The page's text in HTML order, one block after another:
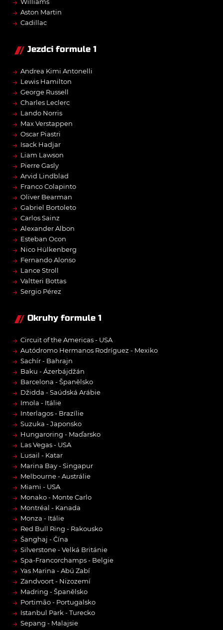
→ Aston Martin
→ Cadillac
Jezdci formule 1
→ Andrea Kimi Antonelli
→ Lewis Hamilton
→ George Russell
→ Charles Leclerc
→ Lando Norris
→ Max Verstappen
→ Oscar Piastri
→ Isack Hadjar
→ Liam Lawson
→ Pierre Gasly
→ Arvid Lindblad
→ Franco Colapinto
→ Oliver Bearman
→ Gabriel Bortoleto
→ Carlos Sainz
→ Alexander Albon
→ Esteban Ocon
→ Nico Hülkenberg
→ Fernando Alonso
→ Lance Stroll
→ Valtteri Bottas
→ Sergio Pérez
Okruhy formule 1
→ Circuit of the Americas - USA
→ Autódromo Hermanos Rodríguez - Mexiko
→ Sachír - Bahrajn
→ Baku - Ázerbájdžán
→ Barcelona - Španělsko
→ Džidda - Saúdská Arábie
→ Imola - Itálie
→ Interlagos - Brazílie
→ Suzuka - Japonsko
→ Hungaroring - Maďarsko
→ Las Vegas - USA
→ Lusail - Katar
→ Marina Bay - Singapur
→ Melbourne - Austrálie
→ Miami - USA
→ Monako - Monte Carlo
→ Montréal - Kanada
→ Monza - Itálie
→ Red Bull Ring - Rakousko
→ Šanghaj - Čína
→ Silverstone - Velká Británie
→ Spa-Francorchamps - Belgie
→ Yas Marina - Abú Zabí
→ Zandvoort - Nizozemí
→ Madring - Španělsko
→ Portimão - Portugalsko
→ Istanbul Park - Turecko
→ Sepang - Malajsie